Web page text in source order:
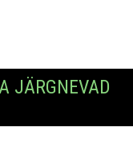
JÄRGNEVAD